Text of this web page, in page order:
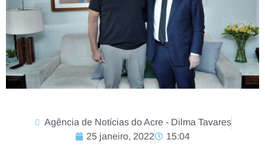
Agência de Notícias do Acre - Dilma Tavares
25 janeiro, 2022
15:04